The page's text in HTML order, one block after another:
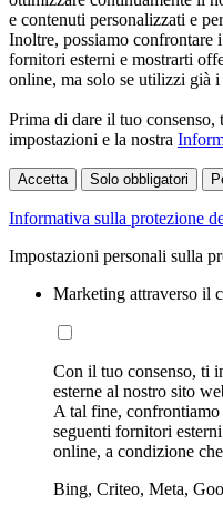
e contenuti personalizzati e
Inoltre, possiamo
fornitori esterni e mostrarti
online, ma solo se utilizzi già
Prima di dare il tuo
impostazioni e la nostra
Accetta Solo obbligatori
Informativa sulla protezione
Impostazioni personali sulla
Marketing attraverso il
Con il tuo consenso, ti
esterne al nostro sito
A tal fine,
seguenti fornitori
online, a condizione
Bing, Criteo, Meta,